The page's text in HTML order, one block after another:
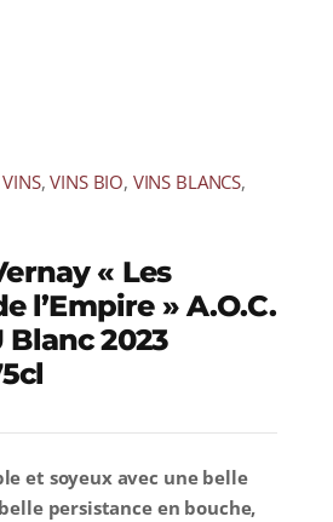
VINS,VINS BIO, VINS BLANCS,
« Les
l’Empire » A.O.C.
Blanc 2023
et soyeux avec une belle
persistance en bouche,